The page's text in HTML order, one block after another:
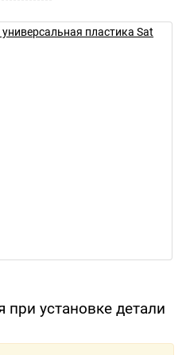
при установке детали